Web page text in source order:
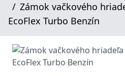
Zámok vačkového
EcoFlex Turbo Benzín